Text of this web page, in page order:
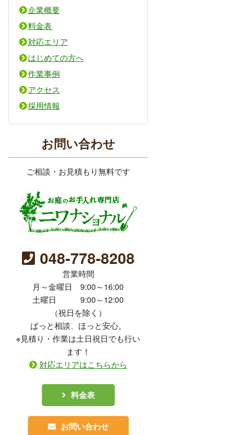
企業概要
料金表
対応エリア
はじめての方へ
作業事例
アクセス
採用情報
お問い合わせ
ご相談・お見積もり無料です
048-778-8208
営業時間
月～金曜日 9:00～16:00
土曜日 9:00～12:00
（祝日を除く）
ぱっと相談、ほっと安心。
※見積り・作業は土日祝日でも行い
ます！
対応エリアはこちらから
料金表
お問い合わせ